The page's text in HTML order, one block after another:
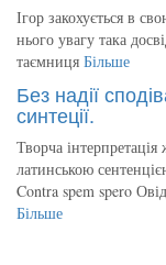
Ігор закохується в
нього увагу така
таємниця Більше
Без надії
синтеції.
Творча
латинською
Contra spem spero
Більше